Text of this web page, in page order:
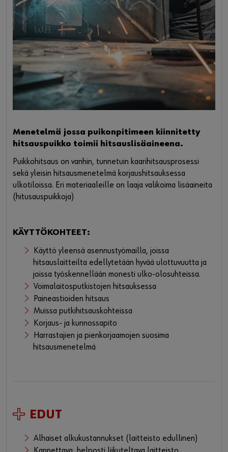
Menetelmä jossa puikonpitimeen kiinnitetty
hitsauspuikko toimii hitsauslisäaineena.
Puikkohitsaus on vanhin, tunnetuin kaarihitsausprosessi
sekä yleisin hitsausmenetelmä korjaushitsauksessa
ulkotiloissa. Eri materiaaleille on laaja valikoima lisäaineita
(hitusauspuikkoja)
KÄYTTÖKOHTEET:
Käyttö yleensä asennustyömailla, joissa
hitsauslaitteilta edellytetään hyvää ulottuvuutta ja
joissa työskennellään monesti ulko-olosuhteissa.
Voimalaitosputkistojen hitsauksessa
Paineastioiden hitsaus
Muissa putkihitsauskohteissa
Korjaus- ja kunnossapito
Harrastajien ja pienkorjaamojen suosima
hitsausmenetelmä
EDUT
Alhaiset alkukustannukset (laitteisto edullinen)